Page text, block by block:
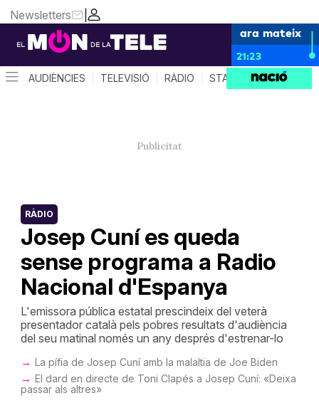
|
Newsletters
ara mateix
21:23
AUDIÈNCIES TELEVISIÓ RÀDIO STAR SYSTEM
Josep Cuní es queda
sense programa a Radio
Nacional d'Espanya
RÀDIO
L'emissora pública estatal prescindeix del veterà
presentador català pels pobres resultats d'audiència
del seu matinal només un any després d'estrenar-lo
La pífia de Josep Cuní amb la malaltia de Joe Biden
El dard en directe de Toni Clapés a Josep Cuní: «Deixa
passar als altres»